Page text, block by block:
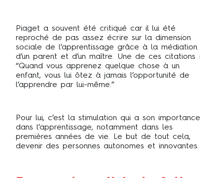
Piaget a souvent été critiqué car il lui été
reproché de pas assez écrire sur la dimension
sociale de l’apprentissage grâce à la médiation
d’un parent et d’un maître. Une de ces citations :
“Quand vous apprenez quelque chose à un
enfant, vous lui ôtez à jamais l’opportunité de
l’apprendre par lui-même.”
Pour lui, c’est la stimulation qui a son importance
dans l’apprentissage, notamment dans les
premières années de vie. Le but de tout cela,
devenir des personnes autonomes et innovantes.